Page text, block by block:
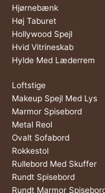
Hjørnebænk
Høj Taburet
Hollywood Spejl
Hvid Vitrineskab
Hylde Med Læderrem
Loftstige
Makeup Spejl Med Lys
Marmor Spisebord
Metal Reol
Ovalt Sofabord
Rokkestol
Rullebord Med Skuffer
Rundt Spisebord
Rundt Marmor